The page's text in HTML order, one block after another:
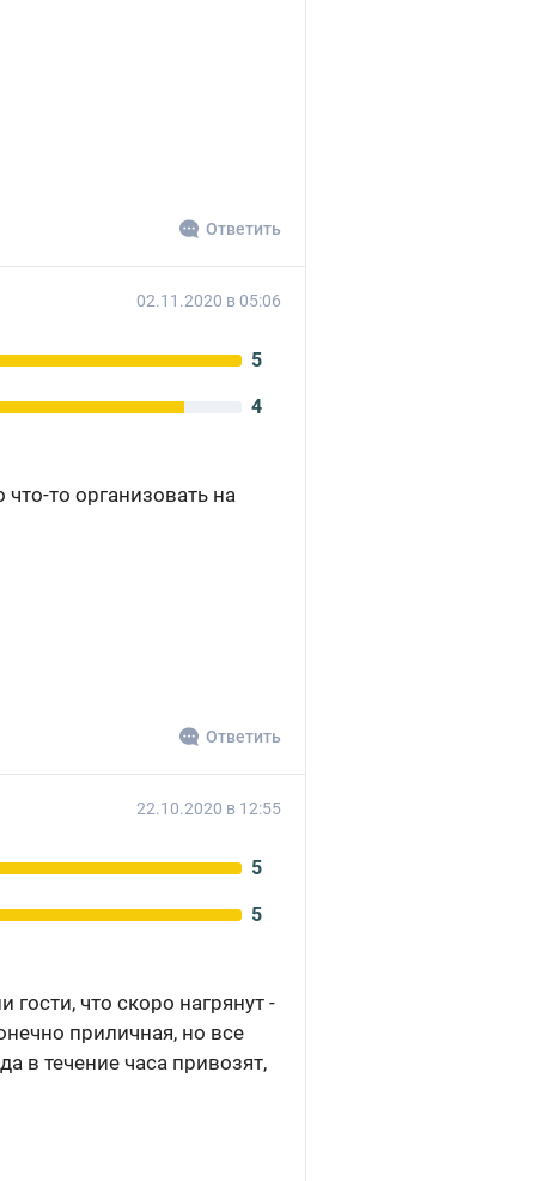
Ответить
02.11.2020 в 05:06
5
4
то организовать на
Ответить
22.10.2020 в 12:55
5
5
гости, что скоро нагрянут -
приличная, но все
в течение часа привозят,